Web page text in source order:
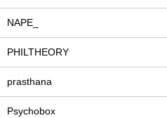
NAPE_
PHILTHEORY
prasthana
Psychobox